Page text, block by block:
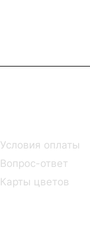
Условия оплаты
Вопрос-ответ
Карты цветов